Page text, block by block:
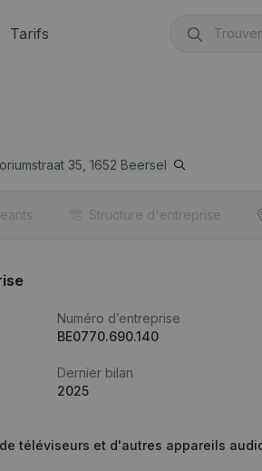
Tarifs
35, 1652 Beersel
Structure d'entreprise
Numéro d’entreprise
BE0770.690.140
Dernier bilan
2025
téléviseurs et d'autres appareils